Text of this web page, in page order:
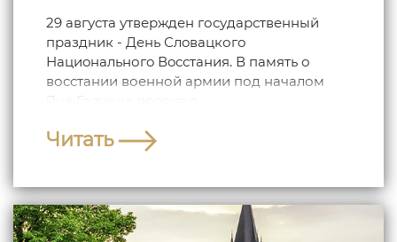
29 августа утвержден государственный
праздник - Дeнь Слoвацкогo
Нациoнальногo Вoсстания. В память о
восстании военной армии под началом
Яна Голиана против о...
Читать